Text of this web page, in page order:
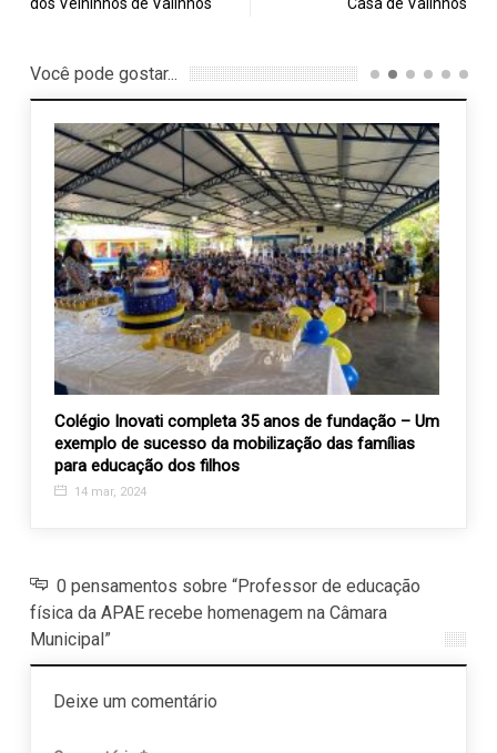
Você pode gostar...
Colégio Inovati completa 35 anos de fundação – Um
exemplo de sucesso da mobilização das famílias
para educação dos filhos
14 mar, 2024
0 pensamentos sobre “Professor de educação
física da APAE recebe homenagem na Câmara
Municipal”
Deixe um comentário